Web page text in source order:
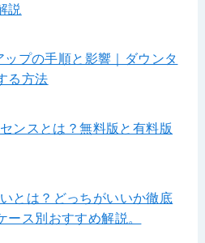
説
プの手順と影響｜ダウンタ
る方法
ンスとは？無料版と有料版
とは？どっちがいいか徹底
ース別おすすめ解説。